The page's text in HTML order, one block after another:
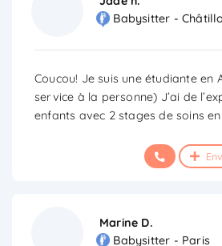
Babysitter -
Coucou! Je suis une étudiante en
service à la personne) J’ai de
enfants avec 2 stages de soins
Marine D.
Babysitter - Paris